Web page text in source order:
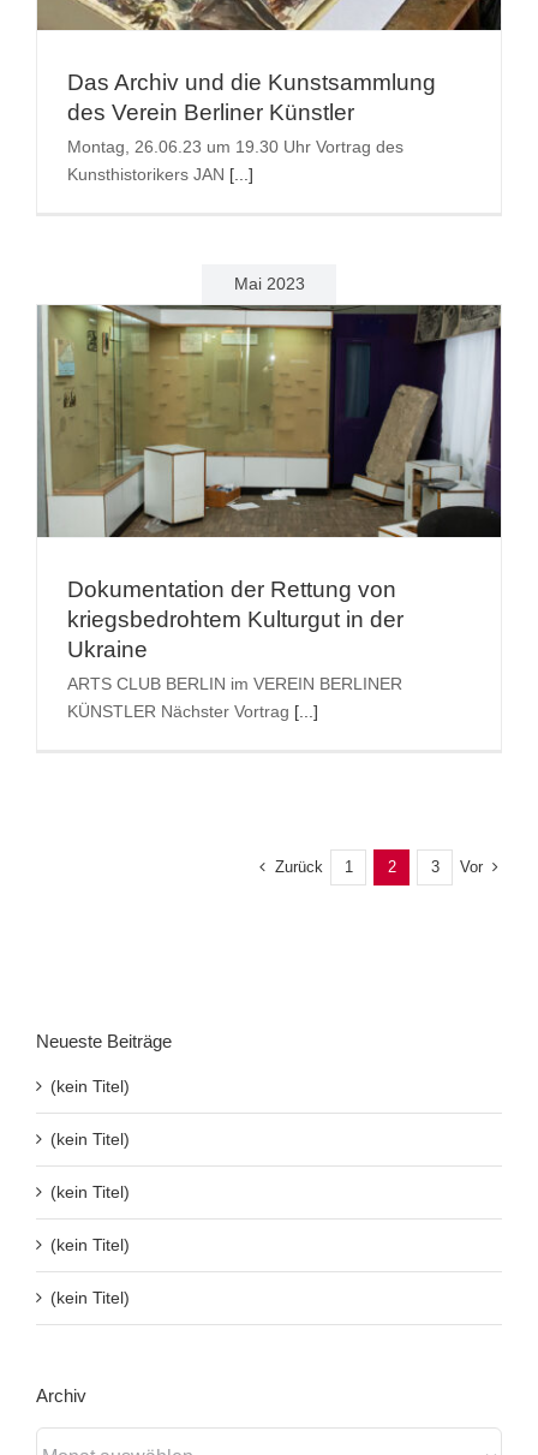
nach:
Das Archiv und die Kunstsammlung
des Verein Berliner Künstler
Montag, 26.06.23 um 19.30 Uhr Vortrag des
Kunsthistorikers JAN [...]
Mai 2023
Dokumentation der Rettung von
kriegs­bedrohtem Kulturgut in der
Ukraine
ARTS CLUB BERLIN im VEREIN BERLINER
KÜNSTLER Nächster Vortrag [...]
Zurück 1 2 3 Vor
Neueste Beiträge
(kein Titel)
(kein Titel)
(kein Titel)
(kein Titel)
(kein Titel)
Archiv